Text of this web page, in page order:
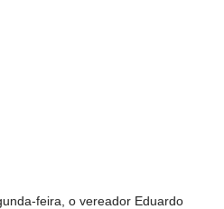
feira, o vereador Eduardo